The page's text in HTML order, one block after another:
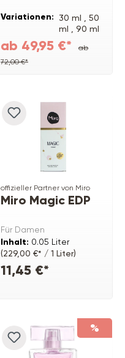
Variationen: 30 ml , 50
ml , 90 ml
ab 49,95 €*
ab
72,00 €*
offizieller Partner von Miro
Miro Magic EDP
Für Damen
Inhalt: 0.05 Liter
(229,00 €* / 1 Liter)
11,45 €*
%